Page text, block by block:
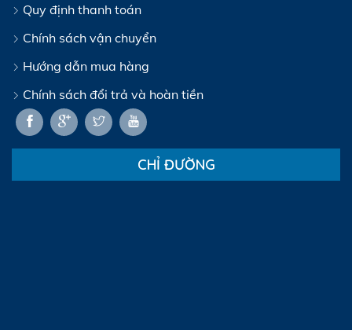
Quy định thanh toán
Chính sách vận chuyển
Hướng dẫn mua hàng
Chính sách đổi trả và hoàn tiền
CHỈ ĐƯỜNG